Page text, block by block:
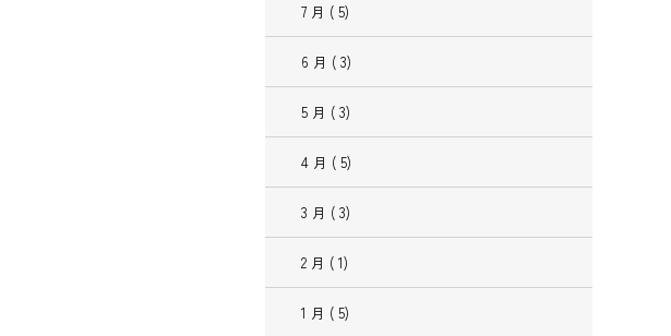
7 月 ( 5)
6 月 ( 3)
5 月 ( 3)
4 月 ( 5)
3 月 ( 3)
2 月 ( 1)
1 月 ( 5)